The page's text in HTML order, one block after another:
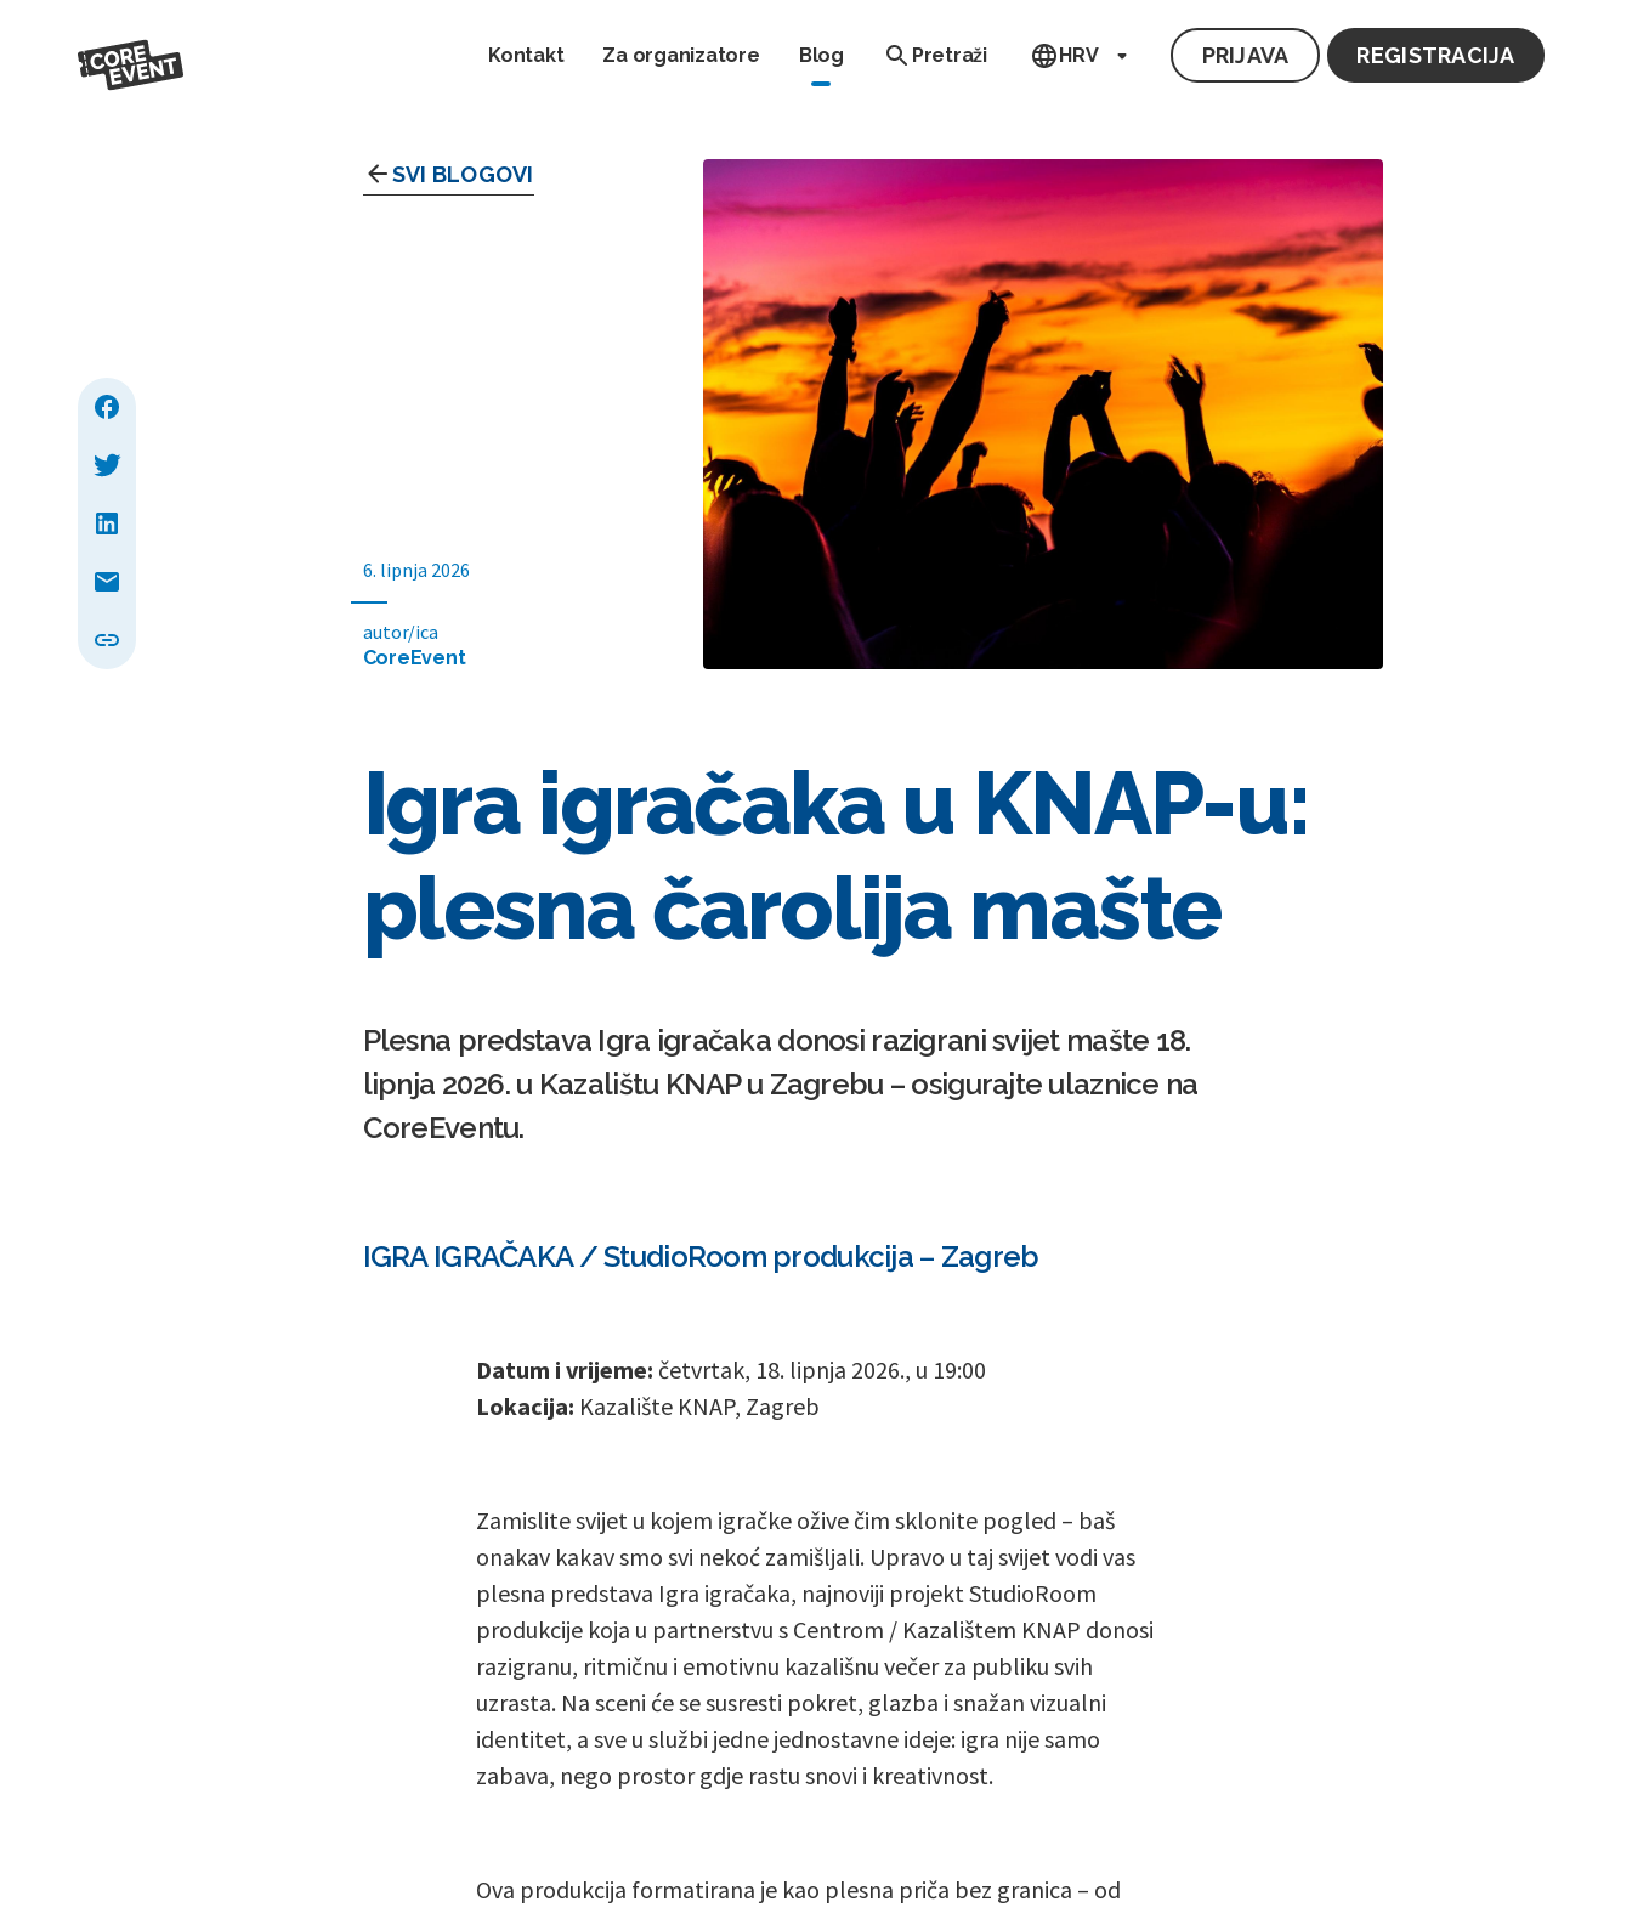
Kontakt Za organizatore Blog Pretraži HRV PRIJAVA REGISTRACIJA
SVI BLOGOVI
6. lipnja 2026
autor/ica
CoreEvent
Igra igračaka u KNAP-u:
plesna čarolija mašte
Plesna predstava Igra igračaka donosi razigrani svijet mašte 18.
lipnja 2026. u Kazalištu KNAP u Zagrebu – osigurajte ulaznice na
CoreEventu.
IGRA IGRAČAKA / StudioRoom produkcija – Zagreb
Datum i vrijeme: četvrtak, 18. lipnja 2026., u 19:00
Lokacija: Kazalište KNAP, Zagreb
Zamislite svijet u kojem igračke ožive čim sklonite pogled – baš
onakav kakav smo svi nekoć zamišljali. Upravo u taj svijet vodi vas
plesna predstava Igra igračaka, najnoviji projekt StudioRoom
produkcije koja u partnerstvu s Centrom / Kazalištem KNAP donosi
razigranu, ritmičnu i emotivnu kazališnu večer za publiku svih
uzrasta. Na sceni će se susresti pokret, glazba i snažan vizualni
identitet, a sve u službi jedne jednostavne ideje: igra nije samo
zabava, nego prostor gdje rastu snovi i kreativnost.
Ova produkcija formatirana je kao plesna priča bez granica – od